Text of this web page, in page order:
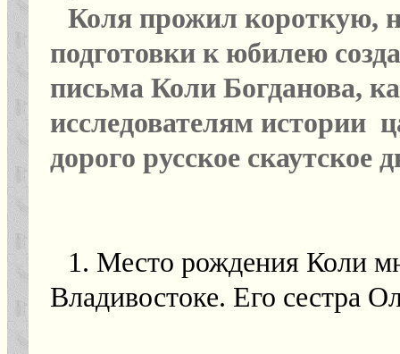
Коля прожил короткую,
подготовки к юбилею
письма Коли Богданова,
исследователям истории
дорого русское скаутское
1. Место рождения Коли
Владивостоке. Его сестра